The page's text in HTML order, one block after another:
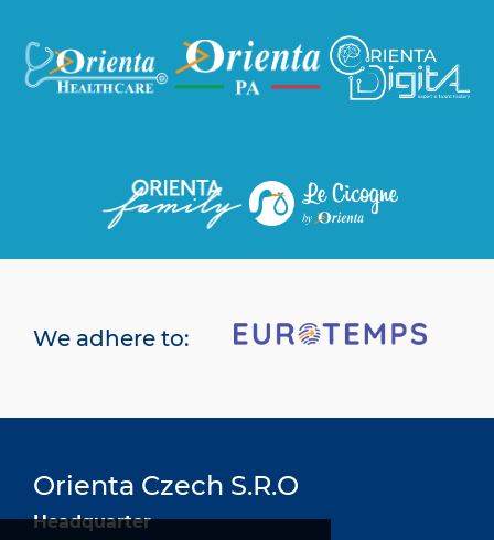
We adhere to:
Orienta Czech S.R.O
Headquarter